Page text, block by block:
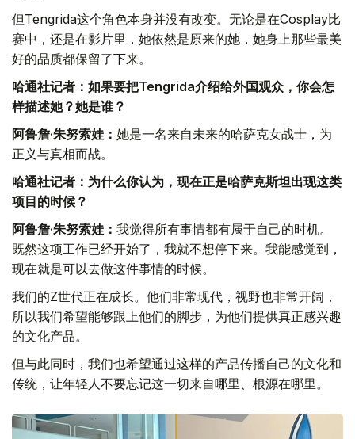
但Tengrida这个角色本身并没有改变。无论是在Cosplay比
赛中，还是在影片里，她依然是原来的她，她身上那些最美
好的品质都保留了下来。
哈通社记者：如果要把Tengrida介绍给外国观众，你会怎
样描述她？她是谁？
阿鲁詹·朱努索娃： 她是一名来自未来的哈萨克女战士，为
正义与真相而战。
哈通社记者：为什么你认为，现在正是哈萨克斯坦出现这类
项目的时候？
阿鲁詹·朱努索娃： 我觉得所有事情都有属于自己的时机。
既然这项工作已经开始了，我就不想停下来。我能感觉到，
现在就是可以去做这件事情的时候。
我们的Z世代正在成长。他们非常现代，视野也非常开阔，
所以我们希望能够跟上他们的脚步，为他们提供真正感兴趣
的文化产品。
但与此同时，我们也希望通过这样的产品传播自己的文化和
传统，让年轻人不要忘记这一切来自哪里、根源在哪里。